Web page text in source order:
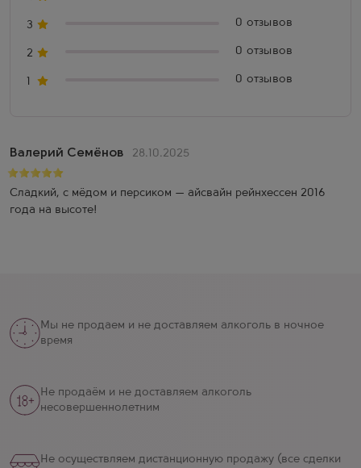
Валерий Семёнов 28.10.2025
Сладкий, с мёдом и персиком — айсвайн рейнхессен 2016
года на высоте!
3 0 отзывов
2 0 отзывов
1 0 отзывов
Мы не продаем и не доставляем алкоголь в ночное
время
Не продаём и не доставляем алкоголь
несовершеннолетним
Не осуществляем дистанционную продажу (все сделки